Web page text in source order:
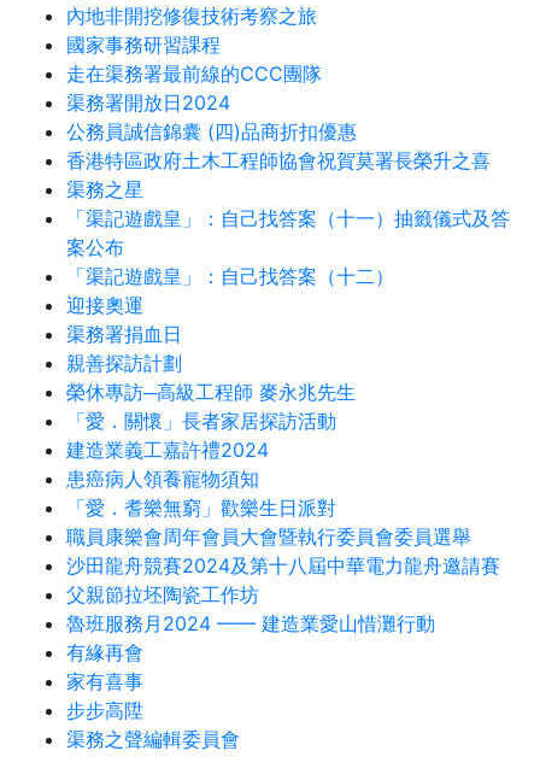
內地非開挖修復技術考察之旅
國家事務研習課程
走在渠務署最前線的CCC團隊
渠務署開放日2024
公務員誠信錦囊 (四)品商折扣優惠
香港特區政府土木工程師協會祝賀莫署長榮升之喜
渠務之星
「渠記遊戲皇」：自己找答案（十一）抽籤儀式及答
案公布
「渠記遊戲皇」：自己找答案（十二）
迎接奧運
渠務署捐血日
親善探訪計劃
榮休專訪─高級工程師 麥永兆先生
「愛．關懷」長者家居探訪活動
建造業義工嘉許禮2024
患癌病人領養寵物須知
「愛．耆樂無窮」歡樂生日派對
職員康樂會周年會員大會暨執行委員會委員選舉
沙田龍舟競賽2024及第十八屆中華電力龍舟邀請賽
父親節拉坯陶瓷工作坊
魯班服務月2024 —— 建造業愛山惜灘行動
有緣再會
家有喜事
步步高陞
渠務之聲編輯委員會